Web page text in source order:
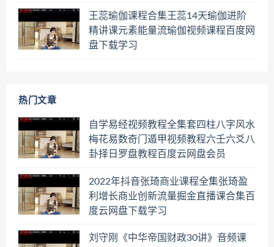
王蕊瑜伽课程合集王蕊14天瑜伽进阶
精讲课元素能量流瑜伽视频课程百度网
盘下载学习
热门文章
自学易经视频教程全集套四柱八字风水
梅花易数奇门遁甲视频教程六壬六爻八
卦择日罗盘教程百度云网盘会员
2022年抖音张琦商业课程全集张琦盈
利增长商业创新流量掘金直播课合集百
度云网盘下载学习
刘守刚《中华帝国财政30讲》音频课